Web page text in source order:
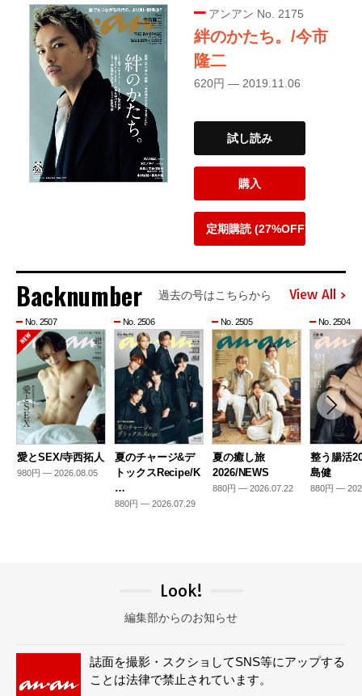
アンアン No. 2175
絆のかたち。/今市
隆二
620円 — 2019.11.06
試し読み
購入
定期購読 (27%OFF)
Backnumber 過去の号はこちらから View All
No. 2507
愛とSEX/寺西拓人
980円 — 2026.08.05
No. 2506
夏のチャージ&デ
トックスRecipe/K
…
880円 — 2026.07.29
No. 2505
夏の癒し旅
2026/NEWS
880円 — 2026.07.22
No. 2504
整う腸活
島健
880円 —
Look!
編集部からのお知らせ
誌面を撮影・スクショしてSNS等にアップする
ことは法律で禁止されています。